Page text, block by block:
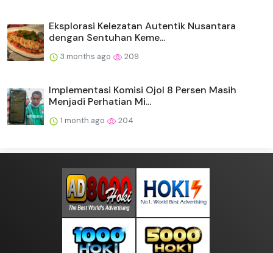
Eksplorasi Kelezatan Autentik Nusantara
dengan Sentuhan Keme...
3 months ago 209
Implementasi Komisi Ojol 8 Persen Masih
Menjadi Perhatian Mi...
1 month ago 204